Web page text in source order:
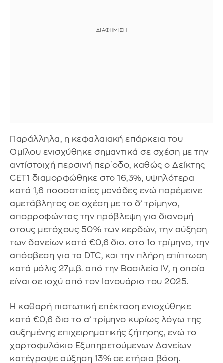
Παράλληλα, η κεφαλαιακή επάρκεια του
Ομίλου ενισχύθηκε σημαντικά σε σχέση με την
αντίστοιχή περσινή περίοδο, καθώς ο Δείκτης
CET1 διαμορφώθηκε στο 16,3%, υψηλότερα
κατά 1,6 ποσοστιαίες μονάδες ενώ παρέμεινε
αμετάβλητος σε σχέση με το δ’ τρίμηνο,
απορροφώντας την πρόβλεψη για διανομή
στους μετόχους 50% των κερδών, την αύξηση
των δανείων κατά €0,6 δισ. στο 1ο τρίμηνο, την
απόσβεση για τα DTC, και την πλήρη επίπτωση
κατά μόλις 27μ.β. από την Βασιλεία IV, η οποία
είναι σε ισχύ από τον Ιανουάριο του 2025.
Η καθαρή πιστωτική επέκταση ενισχύθηκε
κατά €0,6 δισ το α’ τρίμηνο κυρίως λόγω της
αυξημένης επιχειρηματικής ζήτησης, ενώ το
χαρτοφυλάκιο Εξυπηρετούμενων Δανείων
κατέγραψε αύξηση 13% σε ετήσια βάση.